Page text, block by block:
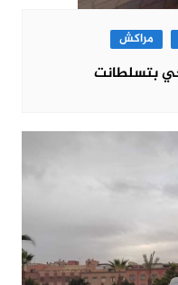
مراكش
بتسلطانت